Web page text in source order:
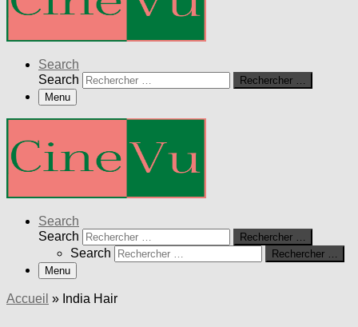
Search
Search
Rechercher …
Menu
Search
Search
Rechercher …
Search
Rechercher …
Menu
Accueil » India Hair